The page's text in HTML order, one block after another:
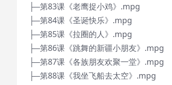
├─第83课《老鹰捉小鸡》.mpg
├─第84课《圣诞快乐》.mpg
├─第85课《拉圈的人》.mpg
├─第86课《跳舞的新疆小朋友》.mpg
├─第87课《各族朋友欢聚一堂》.mpg
├─第88课《我坐飞船去太空》.mpg